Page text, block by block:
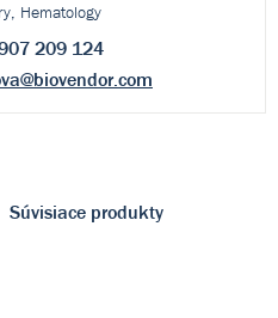
Hematology
209 124
@biovendor.com
Súvisiace produkty